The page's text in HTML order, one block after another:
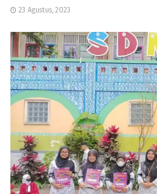
23 Agustus, 2023